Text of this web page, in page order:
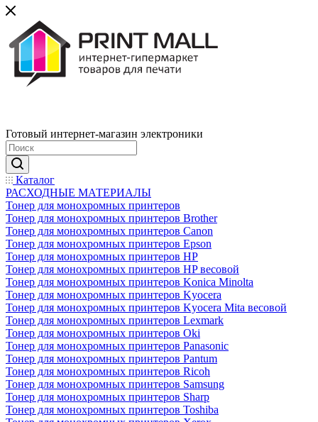
Готовый интернет-магазин электроники
Каталог
РАСХОДНЫЕ МАТЕРИАЛЫ
Тонер для монохромных принтеров
Тонер для монохромных принтеров Brother
Тонер для монохромных принтеров Canon
Тонер для монохромных принтеров Epson
Тонер для монохромных принтеров HP
Тонер для монохромных принтеров HP весовой
Тонер для монохромных принтеров Konica Minolta
Тонер для монохромных принтеров Kyocera
Тонер для монохромных принтеров Kyocera Mita весовой
Тонер для монохромных принтеров Lexmark
Тонер для монохромных принтеров Oki
Тонер для монохромных принтеров Panasonic
Тонер для монохромных принтеров Pantum
Тонер для монохромных принтеров Ricoh
Тонер для монохромных принтеров Samsung
Тонер для монохромных принтеров Sharp
Тонер для монохромных принтеров Toshiba